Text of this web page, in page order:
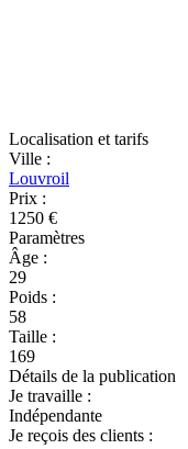
Localisation et tarifs
Ville :
Louvroil
Prix :
1250 €
Paramètres
Âge :
29
Poids :
58
Taille :
169
Détails de la publication
Je travaille :
Indépendante
Je reçois des clients :